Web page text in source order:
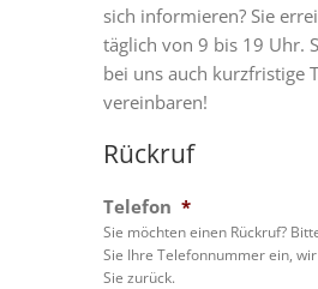
sich informieren? Sie
täglich von 9 bis 19 Uhr.
bei uns auch kurzfristige
vereinbaren!
Rückruf
Telefon *
Sie möchten einen Rückruf?
Sie Ihre Telefonnummer ein,
Sie zurück.